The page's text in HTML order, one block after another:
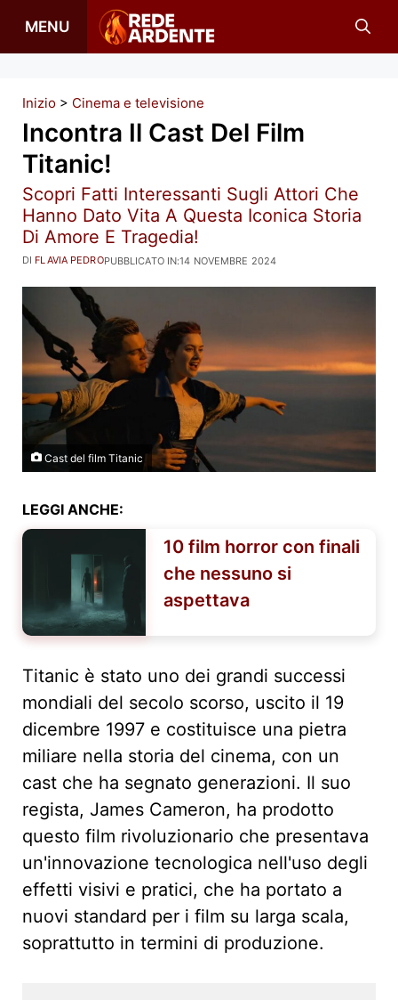
MENU
Inizio > Cinema e televisione
Incontra Il Cast Del Film
Titanic!
Scopri Fatti Interessanti Sugli Attori Che
Hanno Dato Vita A Questa Iconica Storia
Di Amore E Tragedia!
PUBBLICATO IN:14 NOVEMBRE 2024
DI FLAVIA PEDRO
Cast del film Titanic
LEGGI ANCHE:
10 film horror con finali
che nessuno si
aspettava
Titanic è stato uno dei grandi successi
mondiali del secolo scorso, uscito il 19
dicembre 1997 e costituisce una pietra
miliare nella storia del cinema, con un
cast che ha segnato generazioni. Il suo
regista, James Cameron, ha prodotto
questo film rivoluzionario che presentava
un'innovazione tecnologica nell'uso degli
effetti visivi e pratici, che ha portato a
nuovi standard per i film su larga scala,
soprattutto in termini di produzione.